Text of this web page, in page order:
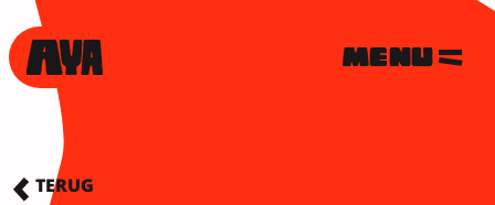
TERUG
MENU